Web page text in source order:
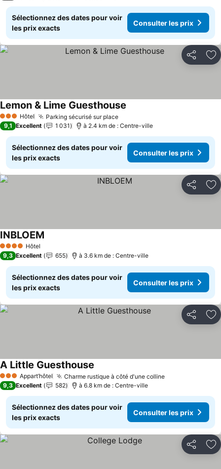
Sélectionnez des dates pour voir
les prix exacts
Consulter les prix
Partager
3 ÉtoilesHôtel Parking sécurisé sur placeConsulter les prix
Lemon & Lime Guesthouse
9,1 Excellent 1 031 à 2.4 km de : Centre-ville
Sélectionnez des dates pour voir
les prix exacts
Consulter les prix
Partager
4 Étoiles Hôtel
INBLOEM
9,3 Excellent 655 à 3.6 km de : Centre-ville
Sélectionnez des dates pour voir
les prix exacts
Consulter les prix
Partager
3 ÉtoilesAppart’hôtel Charme rustique à côté d'une collineConsulter les
A Little Guesthouse
9,3 Excellent 582 à 6.8 km de : Centre-ville
Sélectionnez des dates pour voir
les prix exacts
Consulter les prix
Partager